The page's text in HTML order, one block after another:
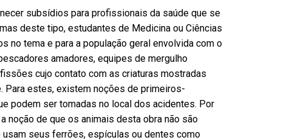
subsídios para profissionais da saúde que se
deste tipo, estudantes de Medicina ou Ciências
no tema e para a população geral envolvida com o
amadores, equipes de mergulho
cujo contato com as criaturas mostradas
Para estes, existem noções de primeiros-
podem ser tomadas no local dos acidentes. Por
noção de que os animais desta obra não são
seus ferrões, espículas ou dentes como